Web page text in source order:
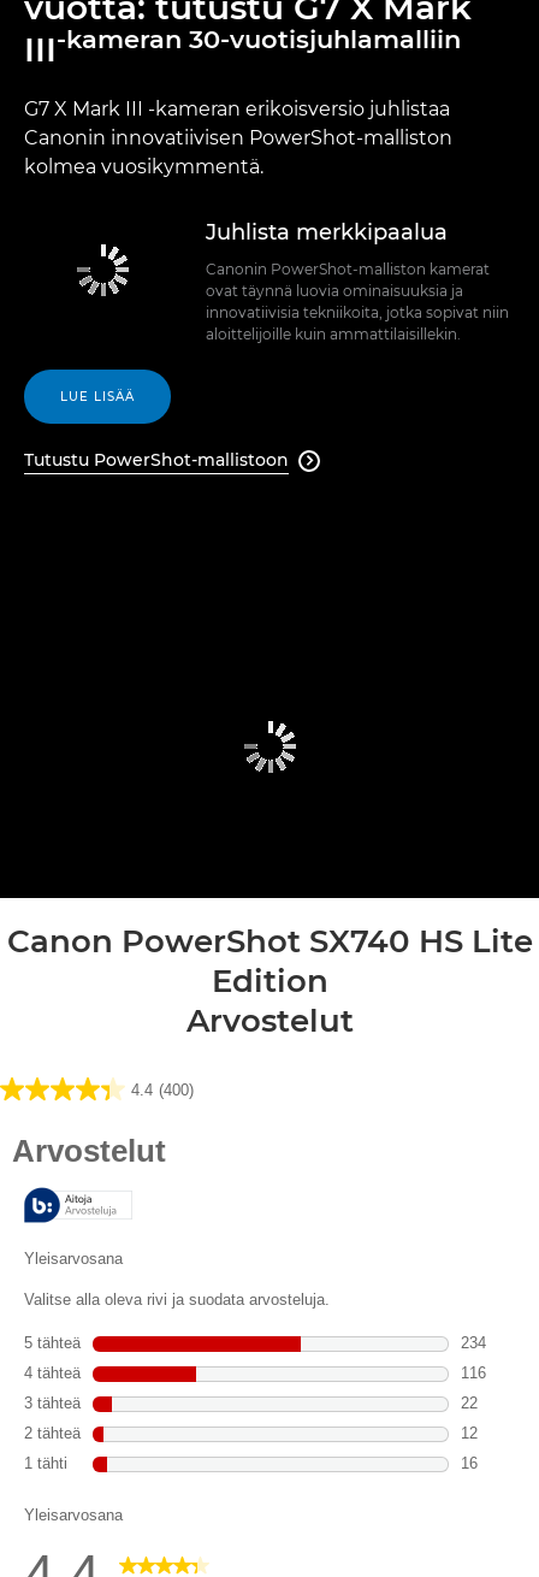
III-kameran 30-vuotisjuhlamalliin
G7 X Mark III -kameran erikoisversio juhlistaa
Canonin innovatiivisen PowerShot-malliston
kolmea vuosikymmentä.
Juhlista merkkipaalua
Canonin PowerShot-malliston kamerat
ovat täynnä luovia ominaisuuksia ja
innovatiivisia tekniikoita, jotka sopivat niin
aloittelijoille kuin ammattilaisillekin.
LUE LISÄÄ
Tutustu PowerShot-mallistoon 
Canon PowerShot SX740 HS Lite
Edition
Arvostelut
4.4 (400)
4.4/5
400